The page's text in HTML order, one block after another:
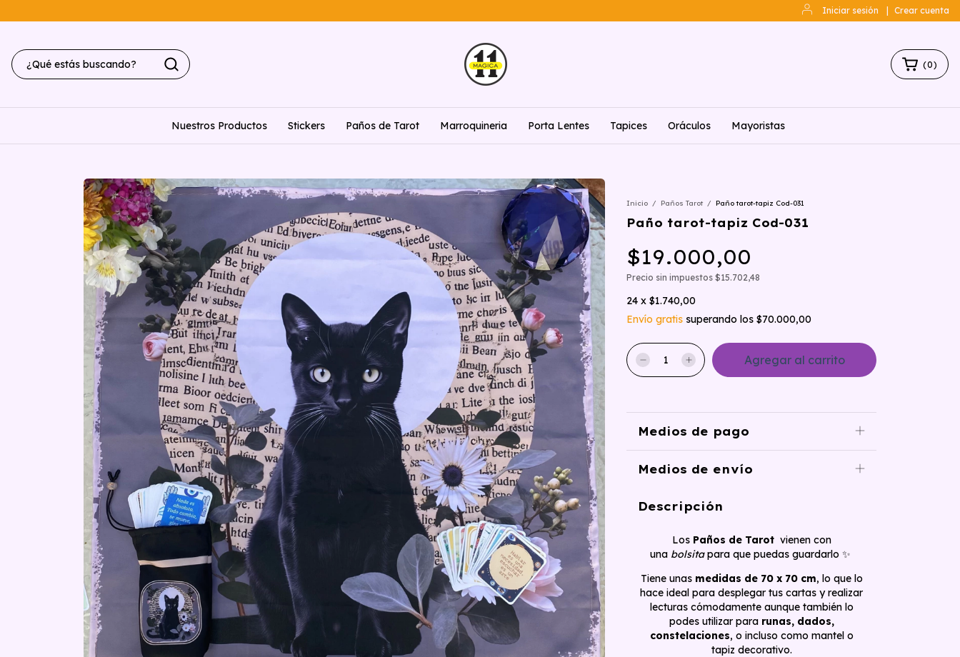
Iniciar sesión Crear cuenta
(0)
Nuestros Productos Stickers Paños de Tarot Marroquineria Porta Lentes Tapices Oráculos Mayoristas
Inicio / Paños Tarot / Paño tarot-tapiz Cod-031
Paño tarot-tapiz Cod-031
$19.000,00
Precio sin impuestos $15.702,48
24 x $1.740,00
Envío gratis superando los $70.000,00
Medios de pago
Medios de envío
Descripción
Los Paños de Tarotvienen con
una bolsitapara que puedas guardarlo ✨
Tiene unas medidas de 70 x 70 cm, lo que lo
hace ideal para desplegar tus cartas y realizar
lecturas cómodamente aunque también lo
podes utilizar para runas, dados,
constelaciones, o incluso como mantel o
tapiz decorativo.